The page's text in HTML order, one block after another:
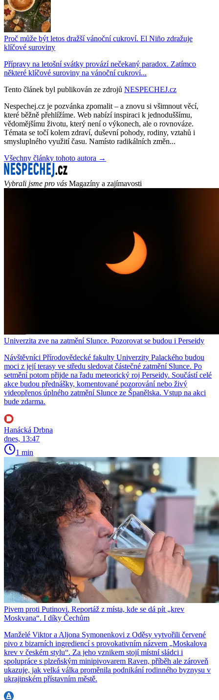
Proč může být letos dražší vánoční cukroví. El Niño zdražuje
klíčové suroviny
Přípravy na letošní svátky provází nečekaný paradox. Zatímco
některé klíčové suroviny na vánoční cukroví...
Tento článek byl publikován ze zdrojů NESPECHEJ.cz
Nespechej.cz je pozvánka zpomalit – a znovu si všimnout věcí,
které běžně přehlížíme. Web nabízí inspiraci k jednoduššímu,
vědomějšímu životu, který není o výkonech, ale o rovnováze.
Témata se točí kolem zdraví, duševní pohody, rodiny, vztahů i
smysluplného využití času. Namísto radikálních změn...
Všechny články tohoto autora →
Vybrali jsme pro vás Magazíny a zajímavosti
Univerzita zve na zatmění Slunce. Pozorovat se budou i Perseidy
Návštěvníci Přírodovědecké fakulty Univerzity Palackého budou
moci z její terasy ve středu sledovat částečné zatmění Slunce. Po
setmění potom přijde na řadu meteorický roj Perseidy. Součástí celé
akce budou přednášky, komentované pozorování nebo živý
videopřenos úplného zatmění Slunce ze Španělska. Vstup na akci
bude zdarma.
Hanácká Drbna
dnes, 13:47
1 min
Pivem proti Putinovi. Reportáž z místa, kde se dá pít „krev
Moskvana“. I díky Čechům
Manželé Viktor a Aljona Symonenkovi z Oděsy vytvořili červené
pivo z bizarních ingrediencí s provokativním názvem „Moskalova
krev v českém stylu“. Za jeho vznikem stojí místní sládci i
spolupráce s plzeňským minipivovarem Raven, příběh ale zároveň
ukazuje, jak velká válka proměnila podnikání rodinného byznysu v
ukrajinském přístavním městě.